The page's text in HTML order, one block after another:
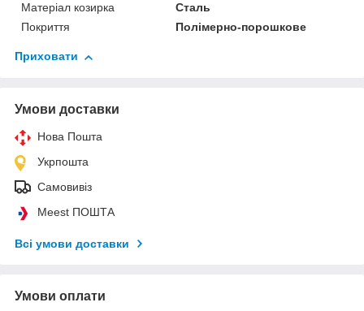
Матеріал козирка
Сталь
Покриття
Полімерно-порошкове
Приховати
Умови доставки
Нова Пошта
Укрпошта
Самовивіз
Meest ПОШТА
Всі умови доставки
Умови оплати